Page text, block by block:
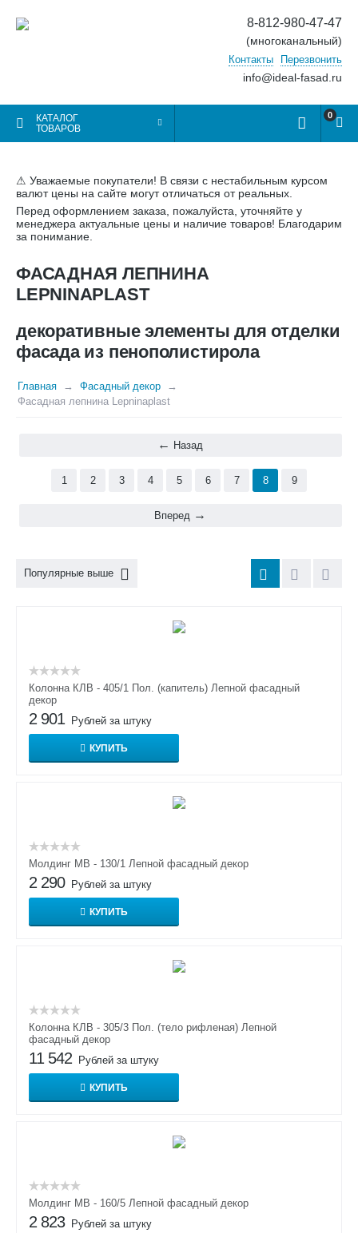
8-812-980-47-47
(многоканальный)
Контакты Перезвонить
info@ideal-fasad.ru
КАТАЛОГ
ТОВАРОВ
0
⚠ Уважаемые покупатели! В связи с нестабильным курсом
валют цены на сайте могут отличаться от реальных.
Перед оформлением заказа, пожалуйста, уточняйте у
менеджера актуальные цены и наличие товаров! Благодарим
за понимание.
ФАСАДНАЯ ЛЕПНИНА
LEPNINAPLAST
декоративные элементы для отделки
фасада из пенополистирола
Главная
Фасадный декор
Фасадная лепнина Lepninaplast
Назад
1 2 3 4 5 6 7 8 9
Вперед
Популярные выше
Колонна КЛВ - 405/1 Пол. (капитель) Лепной фасадный
декор
2 901 Рублей за штуку
КУПИТЬ
Молдинг МВ - 130/1 Лепной фасадный декор
2 290 Рублей за штуку
КУПИТЬ
Колонна КЛВ - 305/3 Пол. (тело рифленая) Лепной
фасадный декор
11 542 Рублей за штуку
КУПИТЬ
Молдинг МВ - 160/5 Лепной фасадный декор
2 823 Рублей за штуку